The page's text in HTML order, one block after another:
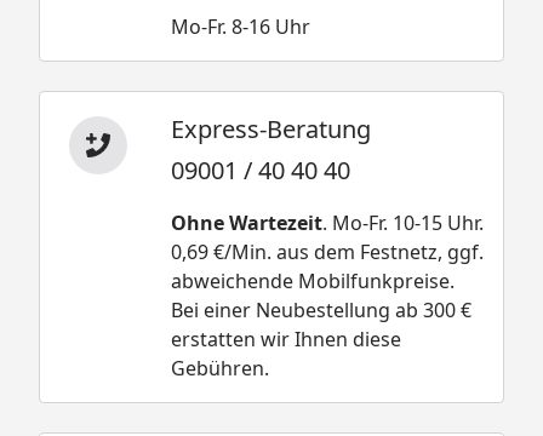
Mo-Fr. 8-16 Uhr
Express-Beratung
09001 / 40 40 40
Ohne Wartezeit. Mo-Fr. 10-15 Uhr.
0,69 €/Min. aus dem Festnetz, ggf.
abweichende Mobilfunkpreise.
Bei einer Neubestellung ab 300 €
erstatten wir Ihnen diese
Gebühren.